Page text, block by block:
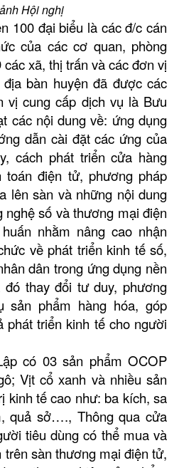
Hội nghị
100 đại biểu là các đ/c cán
của các cơ quan, phòng
xã, thị trấn và các đơn vị
bàn huyện đã được các
vị cung cấp dịch vụ là Bưu
các nội dung về: ứng dụng
dẫn cài đặt các ứng của
cách phát triển cửa hàng
điện tử, phương pháp
lên sàn và những nội dung
nghệ số và thương mại điện
nhằm nâng cao nhận
về phát triển kinh tế số,
dân trong ứng dụng nền
thay đổi tư duy, phương
sản phẩm hàng hóa, góp
phát triển kinh tế cho người
có 03 sản phẩm OCOP
Vịt cổ xanh và nhiều sản
kinh tế cao như: ba kích, sa
quả sở…., Thông qua cửa
tiêu dùng có thể mua và
sàn thương mại điện tử,